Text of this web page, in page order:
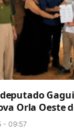
Orla Oeste
- 09:57